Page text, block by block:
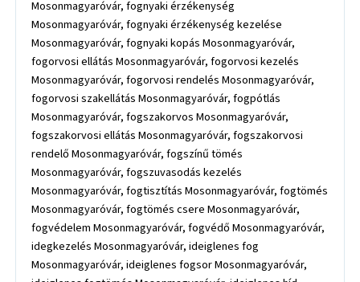
Mosonmagyaróvár, fognyaki érzékenység
Mosonmagyaróvár, fognyaki érzékenység kezelése
Mosonmagyaróvár, fognyaki kopás Mosonmagyaróvár,
fogorvosi ellátás Mosonmagyaróvár, fogorvosi kezelés
Mosonmagyaróvár, fogorvosi rendelés Mosonmagyaróvár,
fogorvosi szakellátás Mosonmagyaróvár, fogpótlás
Mosonmagyaróvár, fogszakorvos Mosonmagyaróvár,
fogszakorvosi ellátás Mosonmagyaróvár, fogszakorvosi
rendelő Mosonmagyaróvár, fogszínű tömés
Mosonmagyaróvár, fogszuvasodás kezelés
Mosonmagyaróvár, fogtisztítás Mosonmagyaróvár, fogtömés
Mosonmagyaróvár, fogtömés csere Mosonmagyaróvár,
fogvédelem Mosonmagyaróvár, fogvédő Mosonmagyaróvár,
idegkezelés Mosonmagyaróvár, ideiglenes fog
Mosonmagyaróvár, ideiglenes fogsor Mosonmagyaróvár,